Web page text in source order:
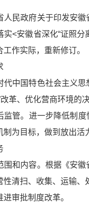
人民政府关于印发安
实<安徽省深化“证照分
作实际，重新修订。
代中国特色社会主义
改革、优化营商环境
监管。进一步降低制
为目标，做到放出活
围和内容。根据《安徽
清扫、收集、运输、
进审批制度改革。